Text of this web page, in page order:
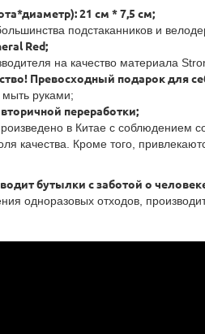
21 см * 7,5 см;
подстаканников и
Red;
на качество материала
Превосходный подарок для
мыть руками;
переработки;
в Китае с соблюдением
качества. Кроме того,
бутылки с заботой о
одноразовых отходов,